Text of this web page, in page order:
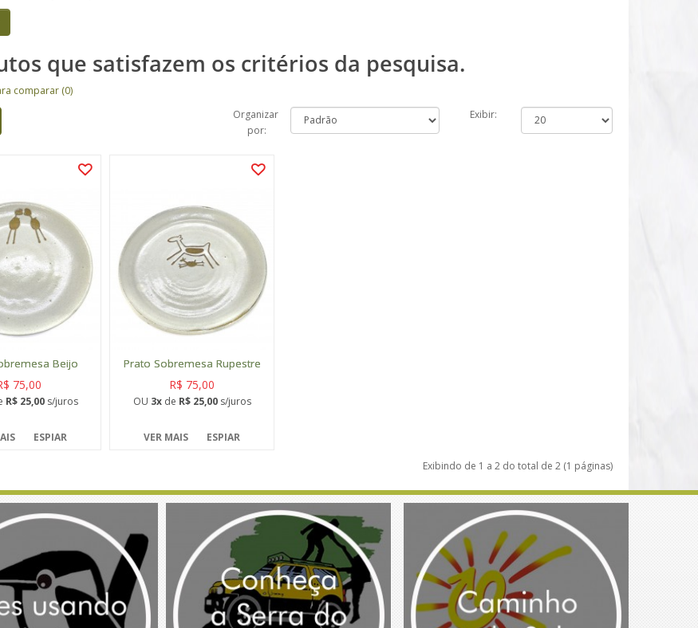
que satisfazem os critérios da pesquisa.
comparar (0)
Organizar
por:
Exibir:
Beijo
75,00
R$ 25,00s/juros
ESPIAR
Prato Sobremesa Rupestre
R$ 75,00
OU 3xde R$ 25,00s/juros
VER MAIS ESPIAR
Exibindo de 1 a 2 do total de 2 (1 páginas)